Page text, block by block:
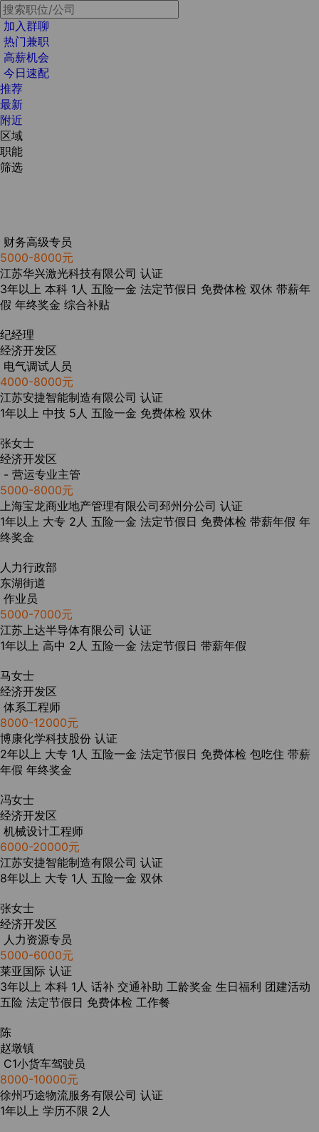
加入群聊
热门兼职
高薪机会
今日速配
推荐
最新
附近
区域
职能
筛选
财务高级专员
5000-8000元
江苏华兴激光科技有限公司 认证
3年以上 本科 1人 五险一金 法定节假日 免费体检 双休 带薪年
假 年终奖金 综合补贴
纪经理
经济开发区
电气调试人员
4000-8000元
江苏安捷智能制造有限公司 认证
1年以上 中技 5人 五险一金 免费体检 双休
张女士
经济开发区
- 营运专业主管
5000-8000元
上海宝龙商业地产管理有限公司邳州分公司 认证
1年以上 大专 2人 五险一金 法定节假日 免费体检 带薪年假 年
终奖金
人力行政部
东湖街道
作业员
5000-7000元
江苏上达半导体有限公司 认证
1年以上 高中 2人 五险一金 法定节假日 带薪年假
马女士
经济开发区
体系工程师
8000-12000元
博康化学科技股份 认证
2年以上 大专 1人 五险一金 法定节假日 免费体检 包吃住 带薪
年假 年终奖金
冯女士
经济开发区
机械设计工程师
6000-20000元
江苏安捷智能制造有限公司 认证
8年以上 大专 1人 五险一金 双休
张女士
经济开发区
人力资源专员
5000-6000元
莱亚国际 认证
3年以上 本科 1人 话补 交通补助 工龄奖金 生日福利 团建活动
五险 法定节假日 免费体检 工作餐
陈
赵墩镇
C1小货车驾驶员
8000-10000元
徐州巧途物流服务有限公司 认证
1年以上 学历不限 2人